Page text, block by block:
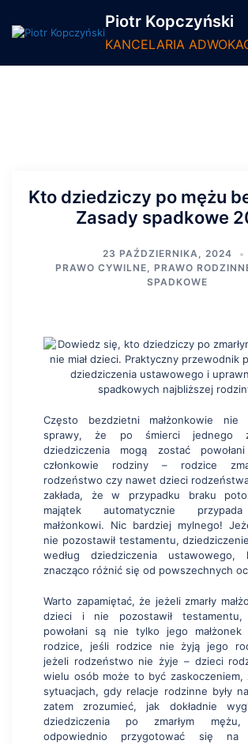
Piotr Kopczyński
KANCELARIA
Kto dziedziczy po mężu
Zasady spadkowe
23 PAŹDZIERNIKA, 2024
PRAWO CYWILNE, PRAWO
SPADKOWE
Często bezdzietni małżonkowie nie
sprawy, że po śmierci
dziedziczenia mogą zostać
członkowie rodziny – rodzice
rodzeństwo czy nawet dzieci
zakłada, że w przypadku braku
majątek automatycznie
małżonkowi. Nic bardziej mylnego!
nie pozostawił testamentu,
według dziedziczenia ustawowego,
znacząco różnić się od powszechnych
Warto zapamiętać, że jeżeli zmarły
dzieci i nie pozostawił
powołani są nie tylko jego
rodzice, jeśli rodzice nie żyją jego
jeżeli rodzeństwo nie żyje – dzieci
wielu osób może to być zaskoczeniem,
sytuacjach, gdy relacje rodzinne były
zatem zrozumieć, jak dokładnie
dziedziczenia po zmarłym
odpowiednio przygotować się na